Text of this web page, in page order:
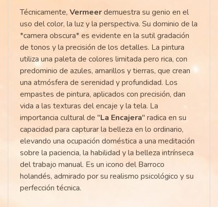
Técnicamente, Vermeerdemuestra su genio en el
uso del color, la luz y la perspectiva. Su dominio de la
*camera obscura* es evidente en la sutil gradación
de tonos y la precisión de los detalles. La pintura
utiliza una paleta de colores limitada pero rica, con
predominio de azules, amarillos y tierras, que crean
una atmósfera de serenidad y profundidad. Los
empastes de pintura, aplicados con precisión, dan
vida a las texturas del encaje y la tela. La
importancia cultural de "La Encajera" radica en su
capacidad para capturar la belleza en lo ordinario,
elevando una ocupación doméstica a una meditación
sobre la paciencia, la habilidad y la belleza intrínseca
del trabajo manual. Es un icono del Barroco
holandés, admirado por su realismo psicológico y su
perfección técnica.